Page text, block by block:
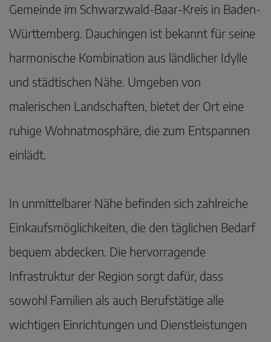
Gemeinde im Schwarzwald-Baar-Kreis in Baden-
Württemberg. Dauchingen ist bekannt für seine
harmonische Kombination aus ländlicher Idylle
und städtischen Nähe. Umgeben von
malerischen Landschaften, bietet der Ort eine
ruhige Wohnatmosphäre, die zum Entspannen
einlädt.
In unmittelbarer Nähe befinden sich zahlreiche
Einkaufsmöglichkeiten, die den täglichen Bedarf
bequem abdecken. Die hervorragende
Infrastruktur der Region sorgt dafür, dass
sowohl Familien als auch Berufstätige alle
wichtigen Einrichtungen und Dienstleistungen